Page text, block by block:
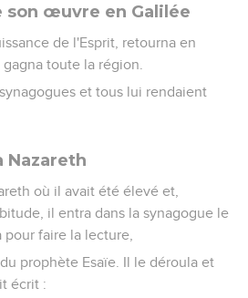
son œuvre en Galilée
de l'Esprit, retourna en
toute la région.
et tous lui rendaient
Nazareth
où il avait été élevé et,
il entra dans la synagogue le
pour faire la lecture,
prophète Esaïe. Il le déroula et
écrit :